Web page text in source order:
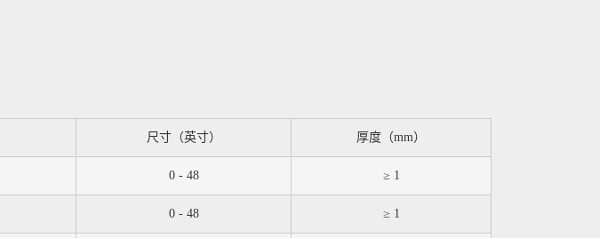
尺寸（英寸） 厚度（mm）
0 - 48 ≥ 1
0 - 48 ≥ 1